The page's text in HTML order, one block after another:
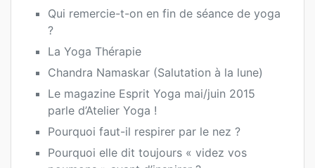
Qui remercie-t-on en fin de séance de yoga
?
La Yoga Thérapie
Chandra Namaskar (Salutation à la lune)
Le magazine Esprit Yoga mai/juin 2015
parle d’Atelier Yoga !
Pourquoi faut-il respirer par le nez ?
Pourquoi elle dit toujours « videz vos